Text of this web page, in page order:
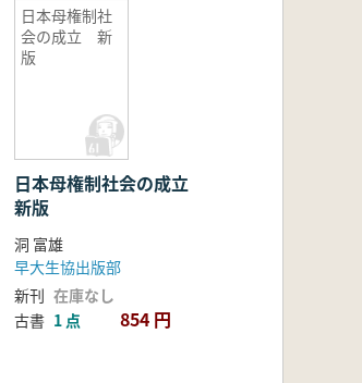
日本母権制社
会の成立 新
版
日本母権制社会の成立
新版
洞 富雄
早大生協出版部
新刊 在庫なし
古書 1 点 854 円